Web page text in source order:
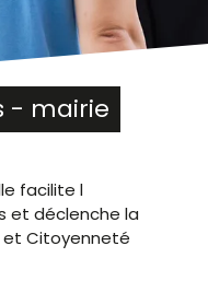
- mairie
facilite l
et déclenche la
et Citoyenneté